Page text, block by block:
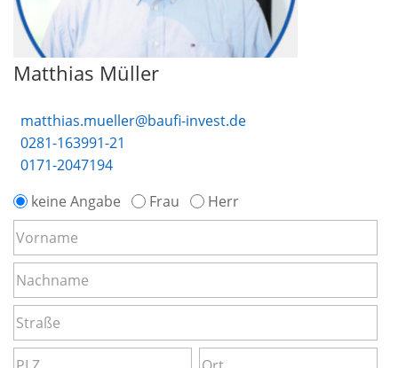
Matthias Müller
matthias.mueller@baufi-invest.de
0281-163991-21
0171-2047194
keine Angabe
Frau Herr